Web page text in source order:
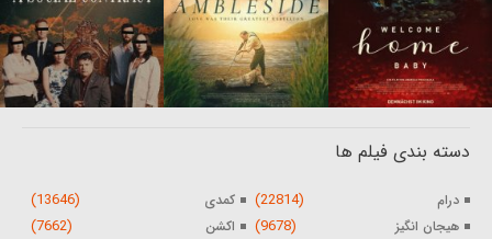
دسته بندی فیلم ها
درام (22814) کمدی (13646)
هیجان انگیز (9678) اکشن (7662)